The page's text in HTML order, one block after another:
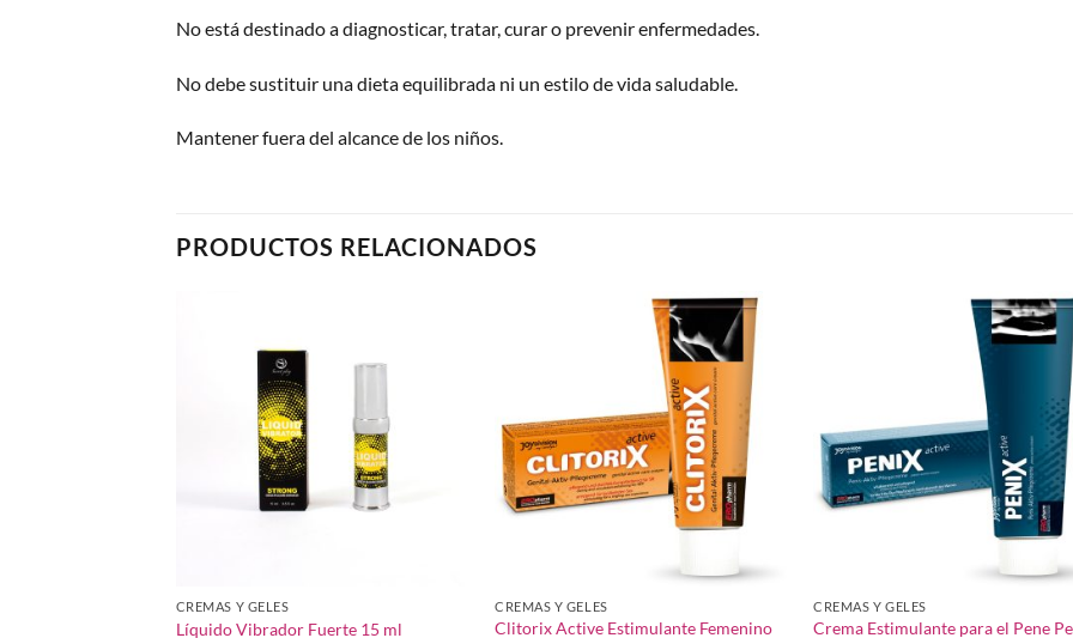
No está destinado a diagnosticar, tratar, curar o prevenir enfermedades.
No debe sustituir una dieta equilibrada ni un estilo de vida saludable.
Mantener fuera del alcance de los niños.
PRODUCTOS RELACIONADOS
CREMAS Y GELES
Líquido Vibrador Fuerte 15 ml
Añadir
a la
lista de
deseos
CREMAS Y GELES
Clitorix Active Estimulante Femenino
a la
CREMAS Y GELES
Crema Estimulante para el Pene